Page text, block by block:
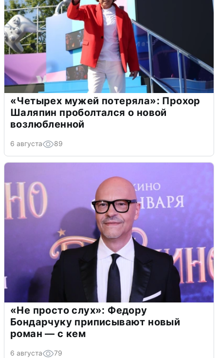
«Четырех мужей потеряла»: Прохор
Шаляпин проболтался о новой
возлюбленной
6 августа 89
«Не просто слух»: Федору
Бондарчуку приписывают новый
роман — с кем
6 августа 79